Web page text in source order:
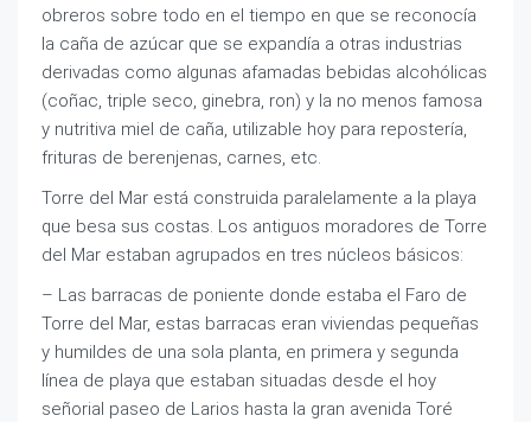
obreros sobre todo en el tiempo en que se reconocía
la caña de azúcar que se expandía a otras industrias
derivadas como algunas afamadas bebidas alcohólicas
(coñac, triple seco, ginebra, ron) y la no menos famosa
y nutritiva miel de caña, utilizable hoy para repostería,
frituras de berenjenas, carnes, etc.
Torre del Mar está construida paralelamente a la playa
que besa sus costas. Los antiguos moradores de Torre
del Mar estaban agrupados en tres núcleos básicos:
– Las barracas de poniente donde estaba el Faro de
Torre del Mar, estas barracas eran viviendas pequeñas
y humildes de una sola planta, en primera y segunda
línea de playa que estaban situadas desde el hoy
señorial paseo de Larios hasta la gran avenida Toré